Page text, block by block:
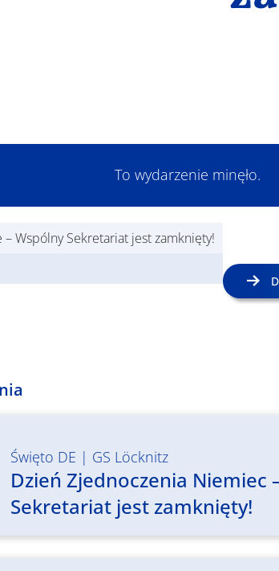
To wydarzenie minęło.
Wspólny Sekretariat jest zamknięty!
Święto DE | GS Löcknitz
Dzień Zjednoczenia Niemiec
Sekretariat jest zamknięty!